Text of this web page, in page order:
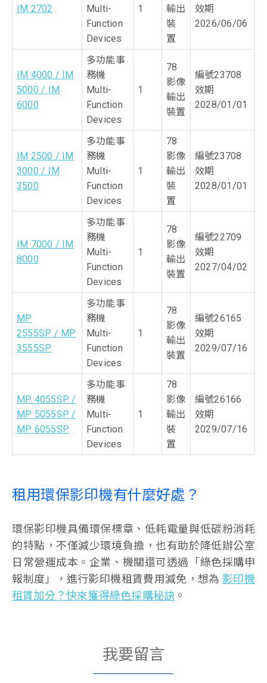
IM 2702
Multi-
Function
Devices
1
輸出
裝
置
效期
2026/06/06
IM 4000 / IM
5000 / IM
6000
多功能事
務機
Multi-
Function
Devices
1
78
影像
輸出
裝置
編號23708
效期
2028/01/01
IM 2500 / IM
3000 / IM
3500
多功能事
務機
Multi-
Function
Devices
1
78
影像
輸出
裝
置
編號23708
效期
2028/01/01
IM 7000 / IM
8000
多功能事
務機
Multi-
Function
Devices
1
78
影像
輸出
裝置
編號22709
效期
2027/04/02
MP
2555SP / MP
3555SP
多功能事
務機
Multi-
Function
Devices
1
78
影像
輸出
裝置
編號26165
效期
2029/07/16
MP 4055SP /
MP 5055SP /
MP 6055SP
多功能事
務機
Multi-
Function
Devices
1
78
影像
輸出
裝
置
編號26166
效期
2029/07/16
租用環保影印機有什麼好處？
環保影印機具備環保標章、低耗電量與低碳粉消耗
的特點，不僅減少環境負擔，也有助於降低辦公室
日常營運成本。企業、機關還可透過「綠色採購申
報制度」，進行影印機租賃費用減免，想為 影印機
租賃加分？快來獲得綠色採購秘訣 。
我要留言